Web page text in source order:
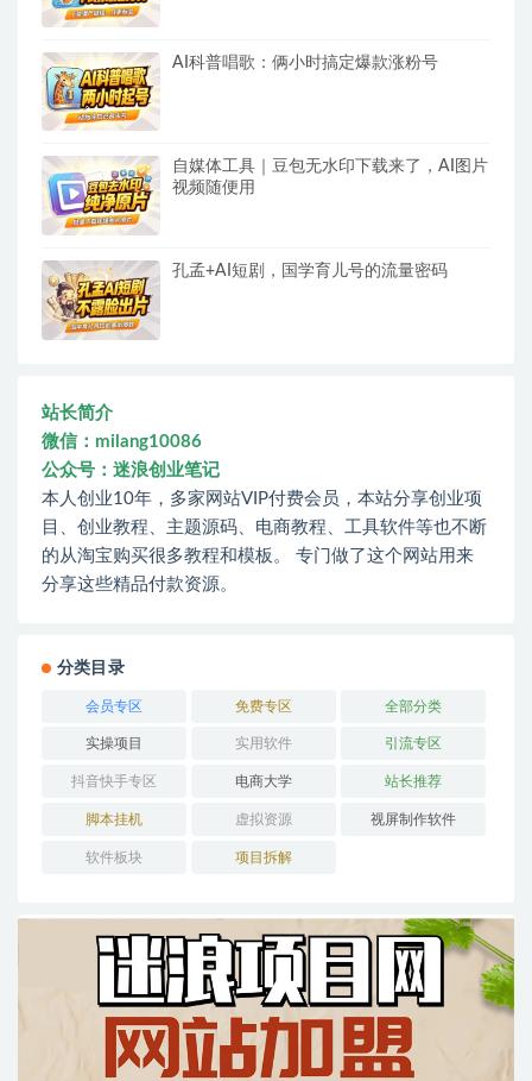
AI科普唱歌：俩小时搞定爆款涨粉号
自媒体工具｜豆包无水印下载来了，AI图片
视频随便用
孔孟+AI短剧，国学育儿号的流量密码
站长简介
微信：milang10086
公众号：迷浪创业笔记
本人创业10年，多家网站VIP付费会员，本站分享创业项
目、创业教程、主题源码、电商教程、工具软件等也不断
的从淘宝购买很多教程和模板。 专门做了这个网站用来
分享这些精品付款资源。
分类目录
会员专区 免费专区 全部分类
实操项目 实用软件 引流专区
抖音快手专区 电商大学 站长推荐
脚本挂机 虚拟资源 视屏制作软件
软件板块 项目拆解